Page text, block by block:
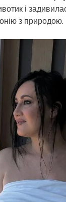
і
з природою.